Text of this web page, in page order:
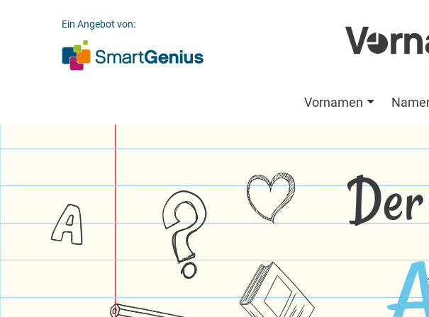
Ein Angebot von:
Vornamen